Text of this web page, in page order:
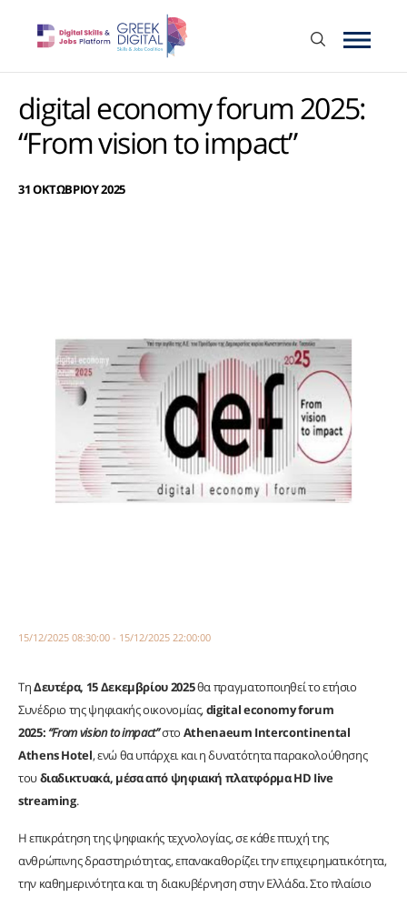
digital economy forum 2025:
“From vision to impact”
31 ΟΚΤΩΒΡΙΟΥ 2025
15/12/2025 08:30:00 - 15/12/2025 22:00:00
TηΔευτέρα, 15 Δεκεμβρίου 2025θα πραγματοποιηθεί το ετήσιο
Συνέδριο της ψηφιακής οικονομίας,digital economy forum
2025:“Fromvisiontoimpact”στο Athenaeum Intercontinental
Athens Hotel, ενώ θα υπάρχει και η δυνατότητα παρακολούθησης
τουδιαδικτυακά, μέσα από ψηφιακή πλατφόρμα HD Iive
streaming.
H επικράτηση της ψηφιακής τεχνολογίας, σε κάθε πτυχή της
ανθρώπινης δραστηριότητας, επανακαθορίζει την επιχειρηματικότητα,
την καθημερινότητα και τη διακυβέρνηση στην Ελλάδα. Στο πλαίσιο